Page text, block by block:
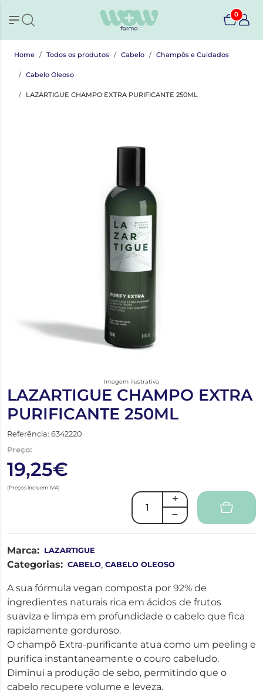
0
Home Todos os produtos Cabelo Champôs e Cuidados
Cabelo Oleoso
LAZARTIGUE CHAMPO EXTRA PURIFICANTE 250ML
Imagem ilustrativa
LAZARTIGUE CHAMPO EXTRA
PURIFICANTE 250ML
Referência: 6342220
Preço:
19,25€
(Preços incluem IVA)
Marca: LAZARTIGUE
Categorias: CABELO, CABELO OLEOSO
A sua fórmula vegan composta por 92% de
ingredientes naturais rica em ácidos de frutos
suaviza e limpa em profundidade o cabelo que fica
rapidamente gorduroso.
O champô Extra-purificante atua como um peeling e
purifica instantaneamente o couro cabeludo.
Diminui a produção de sebo, permitindo que o
cabelo recupere volume e leveza.